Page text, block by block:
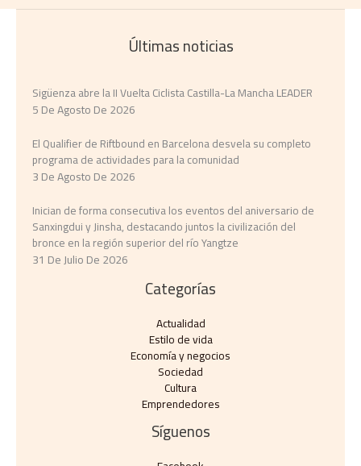
Últimas noticias
Sigüenza abre la II Vuelta Ciclista Castilla-La Mancha LEADER
5 De Agosto De 2026
El Qualifier de Riftbound en Barcelona desvela su completo
programa de actividades para la comunidad
3 De Agosto De 2026
Inician de forma consecutiva los eventos del aniversario de
Sanxingdui y Jinsha, destacando juntos la civilización del
bronce en la región superior del río Yangtze
31 De Julio De 2026
Categorías
Actualidad
Estilo de vida
Economía y negocios​
Sociedad
Cultura
Emprendedores
Síguenos